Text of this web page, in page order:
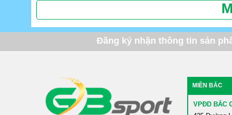
Đăng ký nhận thông tin sản
MIỀN BẮC
VPĐD BẮC